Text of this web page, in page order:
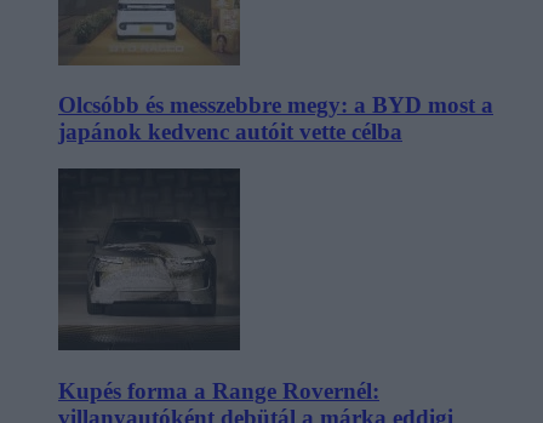
Olcsóbb és messzebbre megy: a BYD most a
japánok kedvenc autóit vette célba
Kupés forma a Range Rovernél:
villanyautóként debütál a márka eddigi